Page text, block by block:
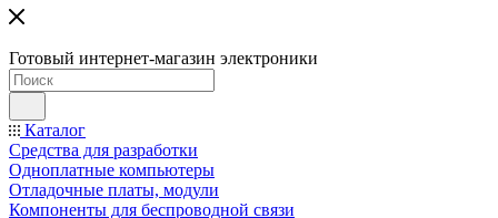
Готовый интернет-магазин электроники
Каталог
Средства для разработки
Одноплатные компьютеры
Отладочные платы, модули
Компоненты для беспроводной связи